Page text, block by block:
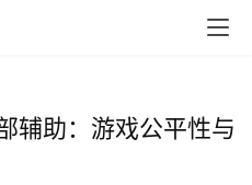
辅助：游戏公平性与